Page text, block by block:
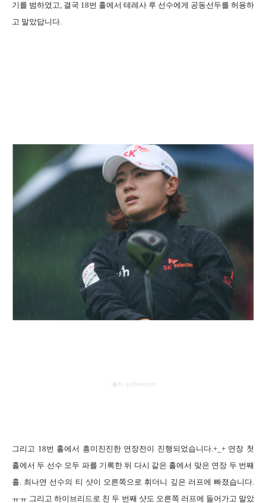
기를 범하였고, 결국 18번 홀에서 테레사 루 선수에게 공동선두를 허용하
고 말았답니다.
출처 : golfzon.com>
그리고 18번 홀에서 흥미진진한 연장전이 진행되었습니다.+_+ 연장 첫
홀에서 두 선수 모두 파를 기록한 뒤 다시 같은 홀에서 맞은 연장 두 번째
홀 최나연 선수의 티 샷이 오른쪽으로 휘더니 깊은 러프에 빠졌습니다
ㅠㅠ 그리고 하이브리드로 친 두 번째 샷도 오른쪽 러프에 들어가고 말았